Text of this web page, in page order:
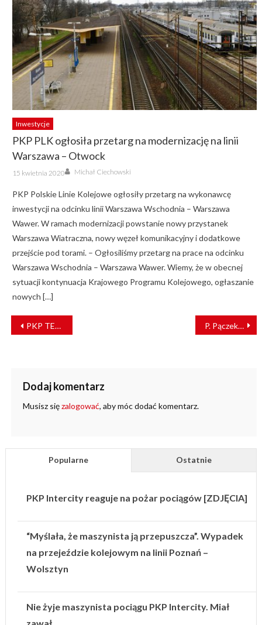
Inwestycje
PKP PLK ogłosiła przetarg na modernizację na linii
Warszawa – Otwock
Posted
on
15 kwietnia 2020 Author
Michał Ciechowski
PKP Polskie Linie Kolejowe ogłosiły przetarg na wykonawcę
inwestycji na odcinku linii Warszawa Wschodnia – Warszawa
Wawer. W ramach modernizacji powstanie nowy przystanek
Warszawa Wiatraczna, nowy węzeł komunikacyjny i dodatkowe
przejście pod torami. – Ogłosiliśmy przetarg na prace na odcinku
Warszawa Wschodnia – Warszawa Wawer. Wiemy, że w obecnej
sytuacji kontynuacja Krajowego Programu Kolejowego, ogłaszanie
nowych […]
NAWIGACJA
WPISU
PKP TELKOL: Jest porozumienie w sprawie ZUZP P. Pączek: Hyperloop jest wielką szansą dla kolei
Dodaj komentarz
Musisz sięzalogować, aby móc dodać komentarz.
Popularne Ostatnie
PKP Intercity reaguje na pożar pociągów [ZDJĘCIA]
“Myślała, że maszynista ją przepuszcza”. Wypadek
na przejeździe kolejowym na linii Poznań –
Wolsztyn
Nie żyje maszynista pociągu PKP Intercity. Miał